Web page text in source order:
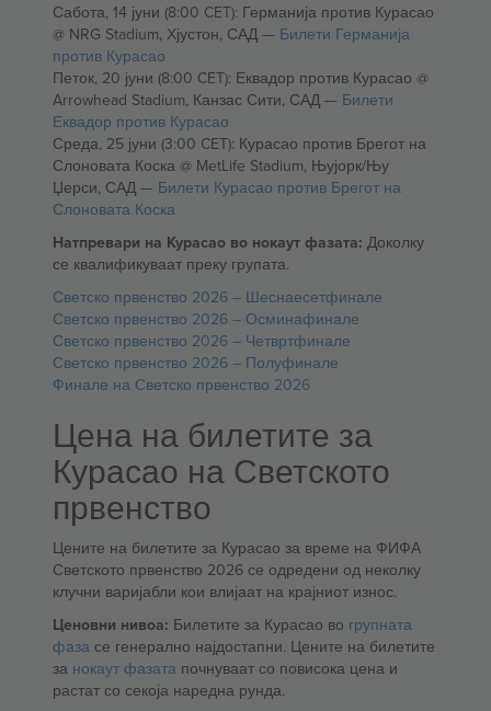
Сабота, 14 јуни (8:00 CET): Германија против Курасао
@ NRG Stadium, Хјустон, САД — Билети Германија
против Курасао
Петок, 20 јуни (8:00 CET): Еквадор против Курасао @
Arrowhead Stadium, Канзас Сити, САД — Билети
Еквадор против Курасао
Среда, 25 јуни (3:00 CET): Курасао против Брегот на
Слоновата Коска @ MetLife Stadium, Њујорк/Њу
Џерси, САД — Билети Курасао против Брегот на
Слоновата Коска
Натпревари на Курасао во нокаут фазата: Доколку
се квалификуваат преку групата.
Светско првенство 2026 – Шеснаесетфинале
Светско првенство 2026 – Осминафинале
Светско првенство 2026 – Четвртфинале
Светско првенство 2026 – Полуфинале
Финале на Светско првенство 2026
Цена на билетите за
Курасао на Светското
првенство
Цените на билетите за Курасао за време на ФИФА
Светското првенство 2026 се одредени од неколку
клучни варијабли кои влијаат на крајниот износ.
Ценовни нивоа: Билетите за Курасао во групната
фаза се генерално најдостапни. Цените на билетите
за нокаут фазата почнуваат со повисока цена и
растат со секоја наредна рунда.